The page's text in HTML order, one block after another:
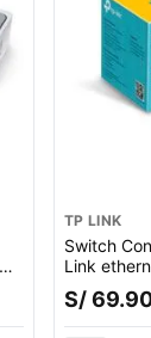
TP LINK
Switch
Link
gigabits
S/